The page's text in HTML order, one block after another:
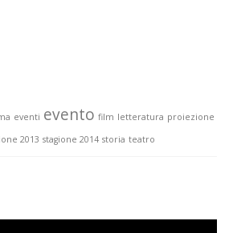
eventi evento film letteratura proiezione
2013 stagione 2014 storia teatro